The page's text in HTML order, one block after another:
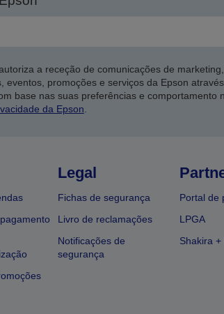
a receção de comunicações de
eventos, promoções e serviços da Epson
base nas suas preferências e comportamento
da Epson
Legal
Fichas de segurança
Livro de reclamações
Notificações de
segurança
Portal de
LPGA
Shakira +